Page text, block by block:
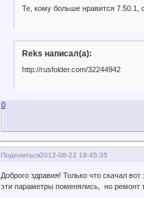
Те, кому больше нравится 7.50.1,
Reks написал(а):
http://rusfolder.com/32244942
0
Поделиться2012-08-22 18:45:35
Доброго здравия! Только что скачал
эти параметры поменялись, но ремонт